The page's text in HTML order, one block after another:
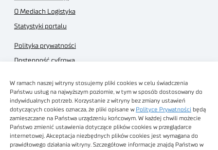
W ramach naszej witryny stosujemy pliki cookies w celu świadczenia
Państwu usług na najwyższym poziomie, w tym w sposób dostosowany do
indywidualnych potrzeb. Korzystanie z witryny bez zmiany ustawień
dotyczących cookies oznacza, że pliki opisane w Polityce Prywatności będą
zamieszczane na Państwa urządzeniu końcowym. W każdej chwili możecie
Państwo zmienić ustawienia dotyczące plików cookies w przeglądarce
internetowej. Akceptacja niezbędnych plików cookies jest wymagana do
prawidłowego działania witryny. Szczegółowe informacje znajdą Państwo w
O Mediach Logistyka
Statystyki portalu
Polityka prywatności
Dostępność cyfrowa
Regulamin sklepu
Obrazy stockowe